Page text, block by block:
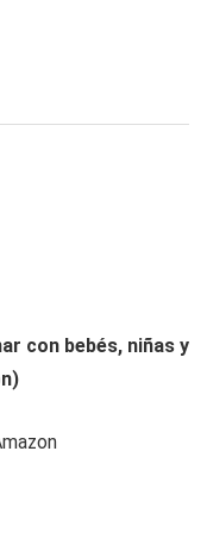
con bebés, niñas y